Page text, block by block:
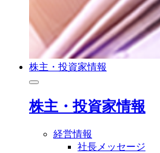
株主・投資家情報
株主・投資家情報
経営情報
社長メッセージ